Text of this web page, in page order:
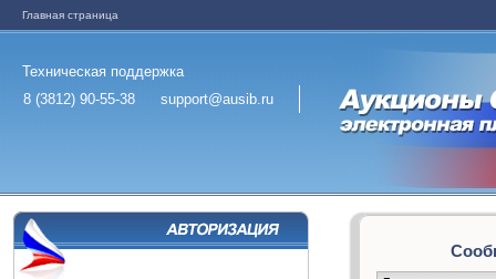
Главная страница
Техническая поддержка
8 (3812) 90-55-38
support@ausib.ru